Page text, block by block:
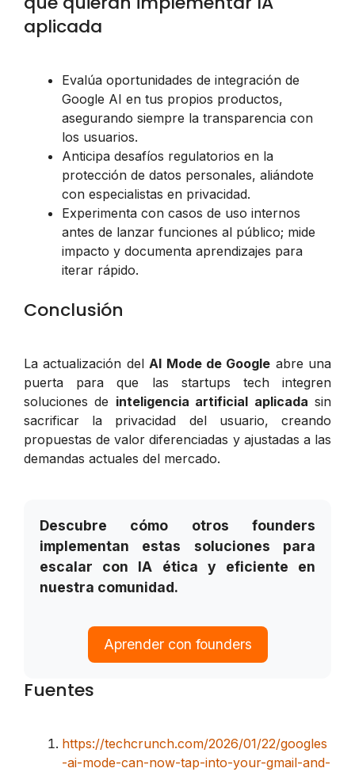
aplicada
Evalúa oportunidades de integración de
Google AI en tus propios productos,
asegurando siempre la transparencia con
los usuarios.
Anticipa desafíos regulatorios en la
protección de datos personales, aliándote
con especialistas en privacidad.
Experimenta con casos de uso internos
antes de lanzar funciones al público; mide
impacto y documenta aprendizajes para
iterar rápido.
Conclusión
La actualización del AI Mode de Google abre una
puerta para que las startups tech integren
soluciones de inteligencia artificial aplicada sin
sacrificar la privacidad del usuario, creando
propuestas de valor diferenciadas y ajustadas a las
demandas actuales del mercado.
Descubre cómo otros founders
implementan estas soluciones para
escalar con IA ética y eficiente en
nuestra comunidad.
Aprender con founders
Fuentes
https://techcrunch.com/2026/01/22/googles
-ai-mode-can-now-tap-into-your-gmail-and-